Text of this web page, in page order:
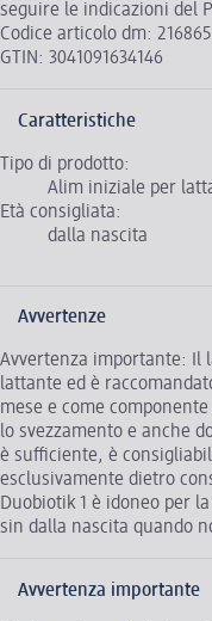
seguire le indicazioni del
Codice articolo dm:
GTIN: 3041091634146
Caratteristiche
Tipo di prodotto:
Alim iniziale per
Età consigliata:
dalla nascita
Avvertenze
Avvertenza importante: Il
lattante ed è
mese e come
lo svezzamento e anche
è sufficiente, è
esclusivamente dietro
Duobiotik 1 è idoneo per
sin dalla nascita quando
Avvertenza importante